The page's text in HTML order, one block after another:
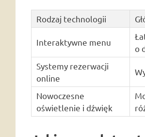
Rodzaj technologii
Interaktywne menu
o
Systemy rezerwacji
online
Nowoczesne
oświetlenie i dźwięk